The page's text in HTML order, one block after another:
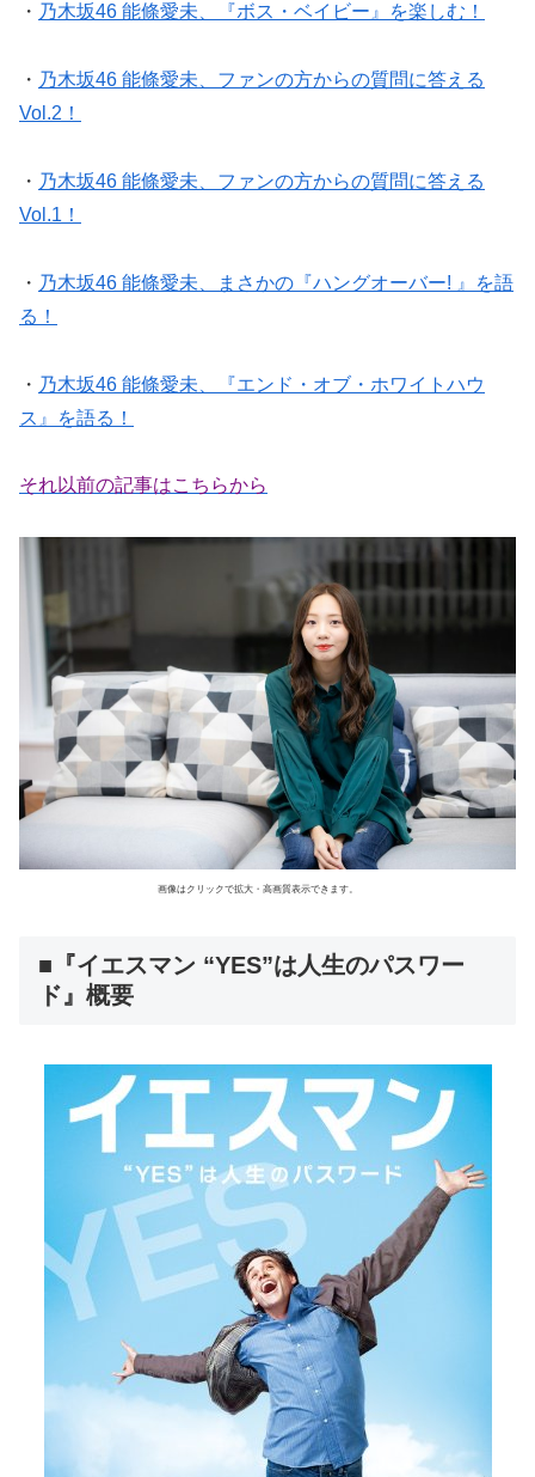
・ 乃木坂46 能條愛未、『ボス・ベイビー』を楽しむ！
・ 乃木坂46 能條愛未、ファンの方からの質問に答える
Vol.2！
・ 乃木坂46 能條愛未、ファンの方からの質問に答える
Vol.1！
・ 乃木坂46 能條愛未、まさかの『ハングオーバー! 』を語
る！
・ 乃木坂46 能條愛未、『エンド・オブ・ホワイトハウ
ス』を語る！
それ以前の記事はこちらから
画像はクリックで拡大・高画質表示できます。
■『イエスマン “YES”は人生のパスワー
ド』概要